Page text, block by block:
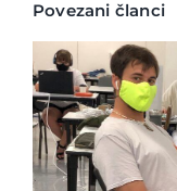
Povezani članci